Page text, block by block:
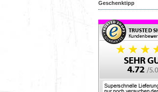
Geschenktipp